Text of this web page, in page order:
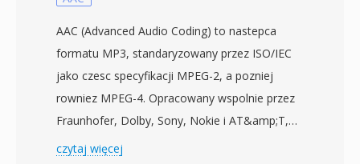
wiele generacji kodekow: wczesne wersje
uzywaly kodekow mowy o niskiej
przepustowosci dla modemow 14,4 kbps,
natomiast pozniejsze iteracje (RealAudio 10,
zbudowany na AAC) dostarczaly jakosc bliska
CD. Pliki RA obsluguja kodowanie ze stala i
AAC (Advanced Audio Coding) to nastepca
formatu MP3, standaryzowany przez ISO/IEC
jako czesc specyfikacji MPEG-2, a pozniej
rowniez MPEG-4. Opracowany wspolnie przez
Fraunhofer, Dolby, Sony, Nokie i AT&amp;T,
AAC zapewnia wyzsza jakosc dzwieku przy
czytaj więcej